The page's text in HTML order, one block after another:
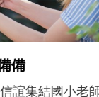
決問題的能力
樣，參與孩子